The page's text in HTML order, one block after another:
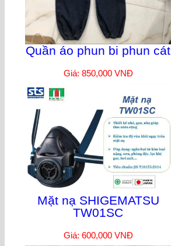
Quần áo phun bi phun cát
Giá: 850,000 VNĐ
Mặt nạ SHIGEMATSU
TW01SC
Giá: 600,000 VNĐ